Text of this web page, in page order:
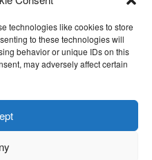
technologies like cookies to store
to these technologies will
behavior or unique IDs on this
may adversely affect certainToggle
d.o.o.
intelektualna svojina
bilo kog proizvoda NiraPress